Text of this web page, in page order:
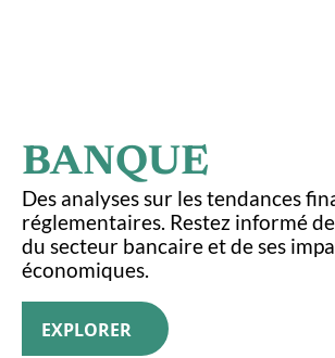
BANQUE
Des analyses sur les tendances
réglementaires. Restez informé
du secteur bancaire et de ses
économiques.
EXPLORER